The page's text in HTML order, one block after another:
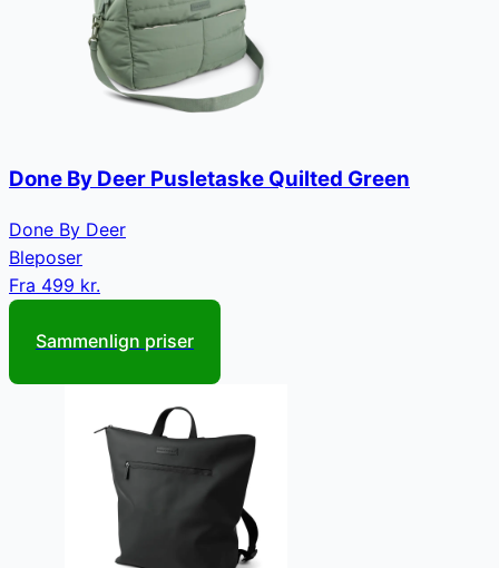
Done By Deer Pusletaske Quilted Green
Done By Deer
Bleposer
Fra 499 kr.
Sammenlign priser